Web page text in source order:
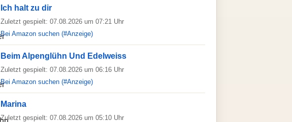
Ich halt zu dir
Zuletzt gespielt: 07.08.2026 um 07:21 Uhr
Bei Amazon suchen (#Anzeige)
Beim Alpenglühn Und Edelweiss
Zuletzt gespielt: 07.08.2026 um 06:16 Uhr
Bei Amazon suchen (#Anzeige)
Marina
Zuletzt gespielt: 07.08.2026 um 05:10 Uhr